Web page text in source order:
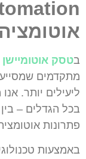
בטסק
מתקדמים
ליעילים יותר.
בכל הגדלים –
פתרונות
באמצעות